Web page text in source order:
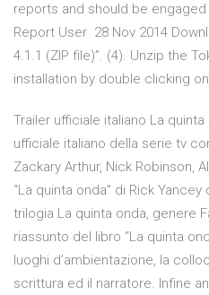
reports and should be
Report User 28 Nov 2014
4.1.1 (ZIP file)”. (4). Unzip the
installation by double clicking on
Trailer ufficiale italiano La
ufficiale italiano della serie tv
Zackary Arthur, Nick Robinson,
“La quinta onda” di Rick
trilogia La quinta onda, genere
riassunto del libro “La quinta
luoghi d’ambientazione, la
scrittura ed il narratore. Infine